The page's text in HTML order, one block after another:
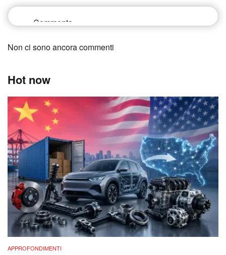
Non ci sono ancora commenti
Hot now
APPROFONDIMENTI